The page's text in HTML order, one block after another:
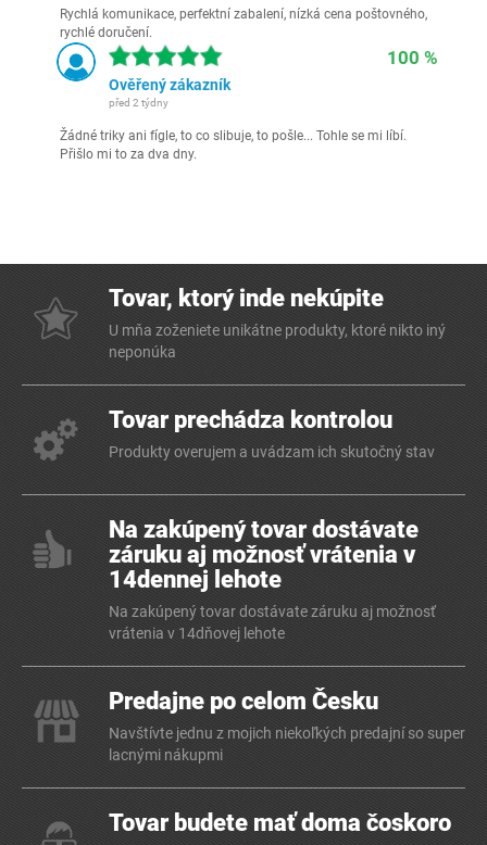
Rychlá komunikace, perfektní zabalení, nízká cena poštovného,
rychlé doručení.
100 %
Ověřený zákazník
před 2 týdny
Žádné triky ani fígle, to co slibuje, to pošle... Tohle se mi líbí.
Přišlo mi to za dva dny.
Tovar, ktorý inde nekúpite
U mňa zoženiete unikátne produkty, ktoré nikto iný
neponúka
Tovar prechádza kontrolou
Produkty overujem a uvádzam ich skutočný stav
Na zakúpený tovar dostávate
záruku aj možnosť vrátenia v
14dennej lehote
Na zakúpený tovar dostávate záruku aj možnosť
vrátenia v 14dňovej lehote
Predajne po celom Česku
Navštívte jednu z mojich niekoľkých predajní so super
lacnými nákupmi
Tovar budete mať doma čoskoro